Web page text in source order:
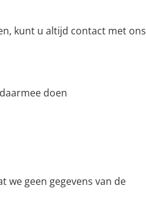
kunt u altijd contact met ons
doen
we geen gegevens van de